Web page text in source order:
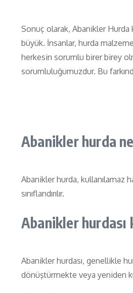
Sonuç olarak, Abanikler Hurda
büyük. İnsanlar, hurda
herkesin sorumlu birer birey
sorumluluğumuzdur. Bu
Abanikler hurda
Abanikler hurda, kullanılamaz
sınıflandırılır.
Abanikler hurdası
Abanikler hurdası, genellikle
dönüştürmekte veya yeniden